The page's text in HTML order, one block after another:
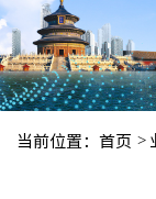
当前位置： 首页